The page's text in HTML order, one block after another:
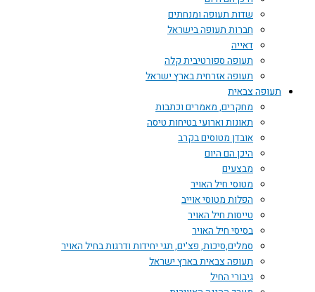
שדות תעופה ומנחתים
חברות תעופה בישראל
דאייה
תעופה ספורטיבית קלה
תעופה אזרחית בארץ ישראל
תעופה צבאית
מחקרים, מאמרים וכתבות
תאונות וארועי בטיחות טיסה
אובדן מטוסים בקרב
היכן הם היום
מבצעים
מטוסי חיל האויר
הפלות מטוסי אוייב
טייסות חיל האויר
בסיסי חיל האויר
סמלים,סיכות, פצ'ים, תגי יחידות ודרגות בחיל האויר
תעופה צבאית בארץ ישראל
גיבורי החיל